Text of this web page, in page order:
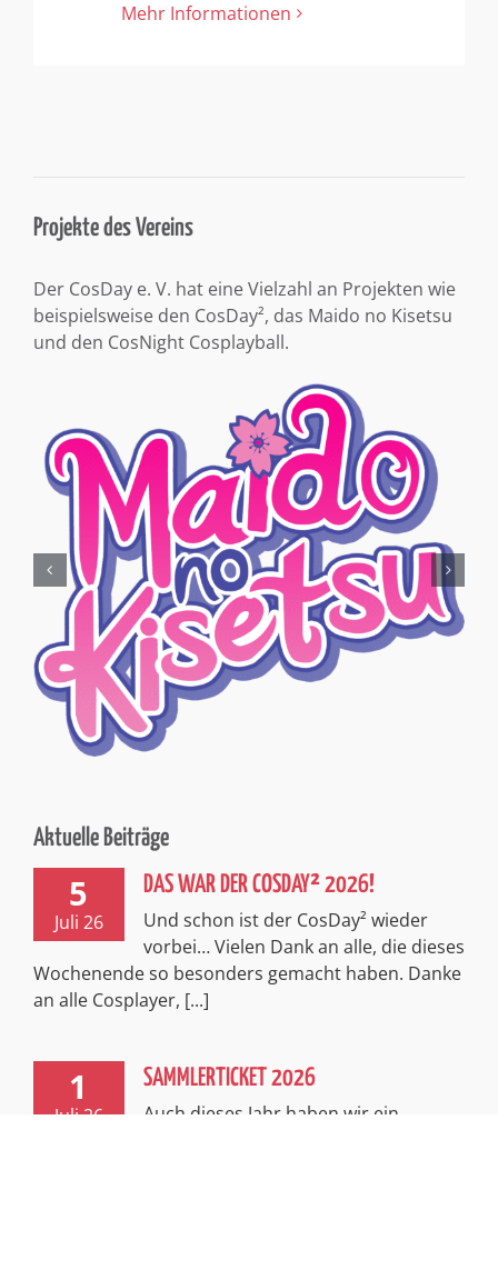
Mehr Informationen
Projekte des Vereins
Der CosDay e. V. hat eine Vielzahl an Projekten wie
beispielsweise den CosDay², das Maido no Kisetsu
und den CosNight Cosplayball.
Aktuelle Beiträge
5
Juli 26
DAS WAR DER COSDAY² 2026!
Und schon ist der CosDay² wieder
vorbei… Vielen Dank an alle, die dieses
Wochenende so besonders gemacht haben. Danke
an alle Cosplayer, [...]
1
Juli 26
SAMMLERTICKET 2026
Auch dieses Jahr haben wir ein